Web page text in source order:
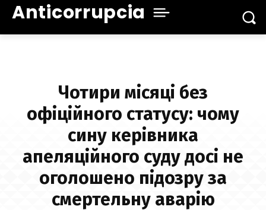
Anticorrupcia
Чотири місяці без
офіційного статусу: чому
сину керівника
апеляційного суду досі не
оголошено підозру за
смертельну аварію